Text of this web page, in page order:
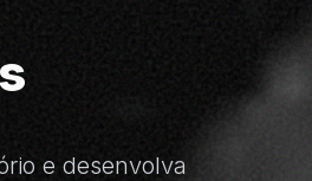
e desenvolva